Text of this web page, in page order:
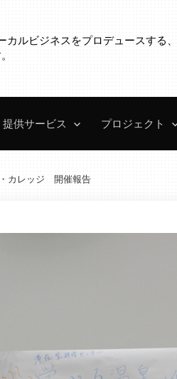
カルビジネスをプロデュースする、
提供サービス プロジェクト
カレッジ 開催報告